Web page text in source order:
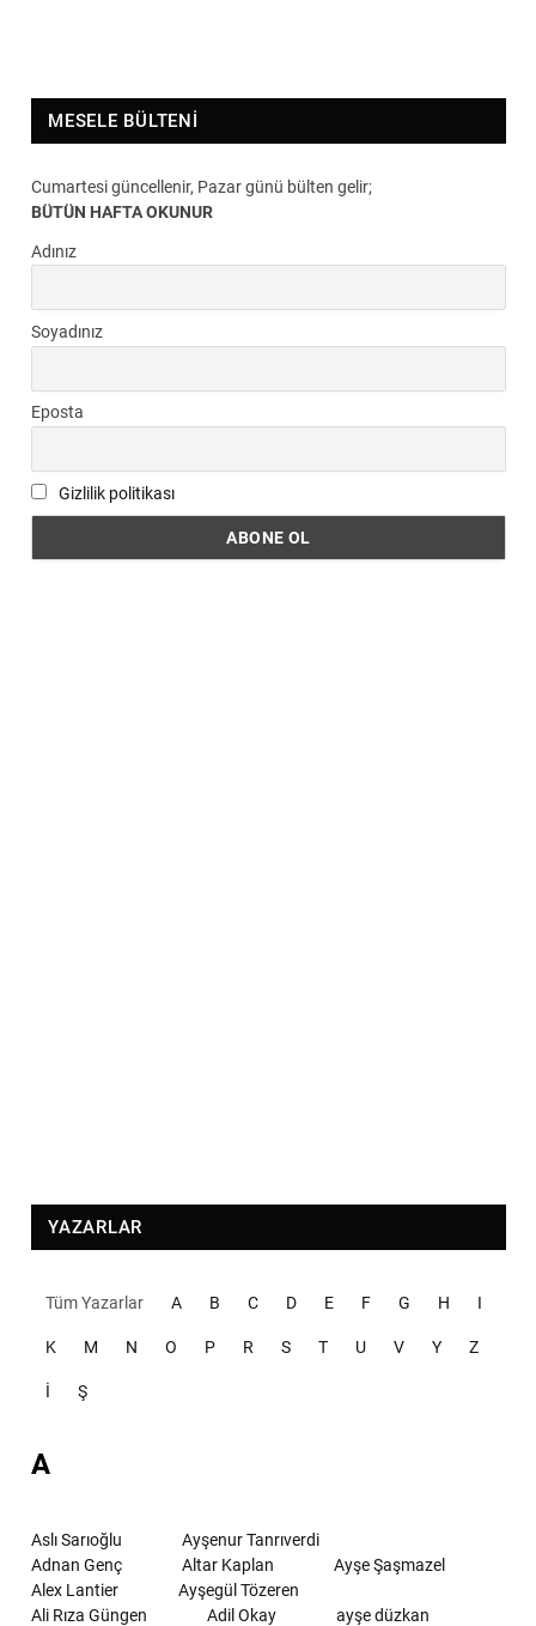
MESELE BÜLTENI
Cumartesi güncellenir, Pazar günü bülten gelir;
BÜTÜN HAFTA OKUNUR
Adınız
Soyadınız
Eposta
Gizlilik politikası
YAZARLAR
Tüm Yazarlar A B C D E F G H I
K M N O P R S T U V Y Z
İ Ş
A
Aslı Sarıoğlu
Ayşenur Tanrıverdi
Adnan Genç
Altar Kaplan
Ayşe Şaşmazel
Alex Lantier
Ayşegül Tözeren
Ali Rıza Güngen
Adil Okay ayşe düzkan